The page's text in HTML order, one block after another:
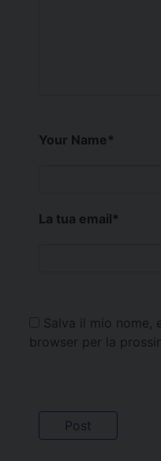
Your Name*
La tua email*
Salva il mio nome,
browser per la